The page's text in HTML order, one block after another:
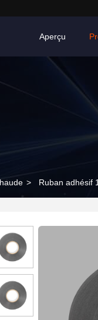
Aperçu
> Ruban adhésif